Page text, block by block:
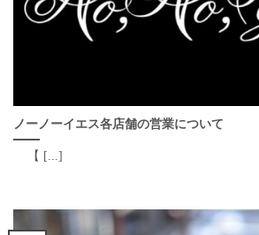
ノーノーイエス各店舗の営業について
【 [...]